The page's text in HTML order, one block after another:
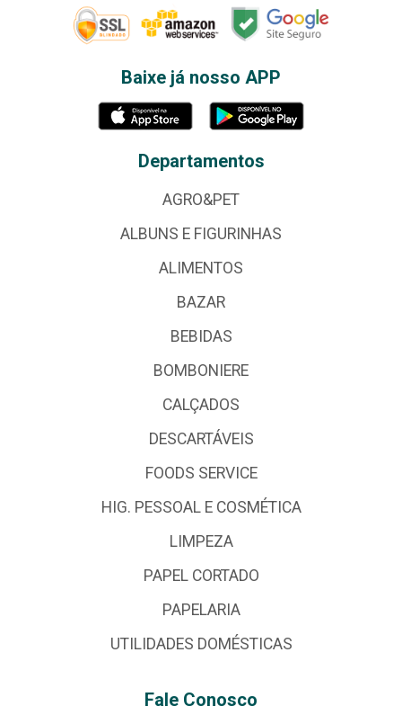
Baixe já nosso APP
Departamentos
AGRO&PET
ALBUNS E FIGURINHAS
ALIMENTOS
BAZAR
BEBIDAS
BOMBONIERE
CALÇADOS
DESCARTÁVEIS
FOODS SERVICE
HIG. PESSOAL E COSMÉTICA
LIMPEZA
PAPEL CORTADO
PAPELARIA
UTILIDADES DOMÉSTICAS
Fale Conosco